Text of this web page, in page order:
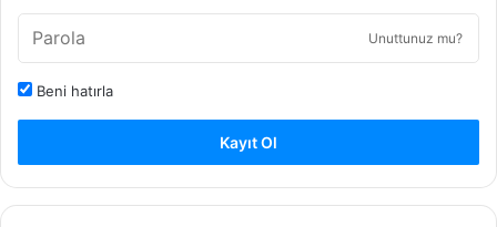
Unuttunuz mu?
Beni hatırla
Kayıt Ol